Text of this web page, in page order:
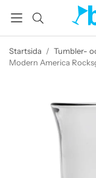
Startsida / Tumbler-
Modern America